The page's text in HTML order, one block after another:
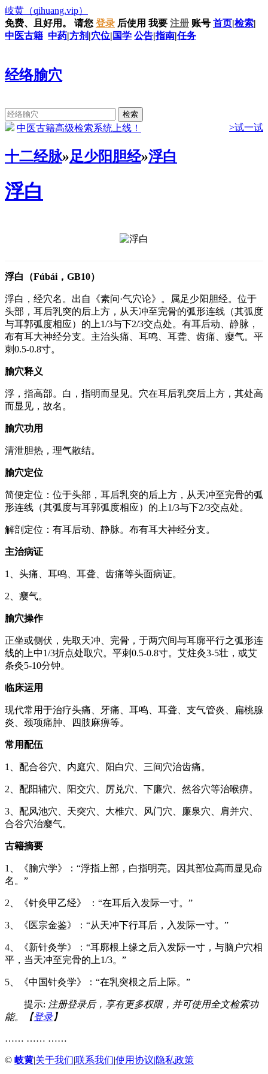
岐黄 （qihuang.vip）
免费、且好用。
请您 登录 后使用 我要 注册 账号 首页|检索|
中医古籍 中药|方剂 |穴位| 国学 公告|指南|任务
经络腧穴
中医古籍高级检索系统上线！ >试一试
十二经脉»足少阳胆经»浮白
浮白
浮白（Fúbái，GB10）
浮白，经穴名。出自《素问·气穴论》。属足少阳胆经。位于
头部，耳后乳突的后上方，从天冲至完骨的弧形连线（其弧度
与耳郭弧度相应）的上1/3与下2/3交点处。有耳后动、静脉，
布有耳大神经分支。主治头痛、耳鸣、耳聋、齿痛、瘿气。平
刺0.5-0.8寸。
腧穴释义
浮，指高部。白，指明而显见。穴在耳后乳突后上方，其处高
而显见，故名。
腧穴功用
清泄胆热，理气散结。
腧穴定位
简便定位：位于头部，耳后乳突的后上方，从天冲至完骨的弧
形连线（其弧度与耳郭弧度相应）的上1/3与下2/3交点处。
解剖定位：有耳后动、静脉。布有耳大神经分支。
主治病证
1、头痛、耳鸣、耳聋、齿痛等头面病证。
2、瘿气。
腧穴操作
正坐或侧伏，先取天冲、完骨，于两穴间与耳廓平行之弧形连
线的上中1/3折点处取穴。平刺0.5-0.8寸。艾炷灸3-5壮，或艾
条灸5-10分钟。
临床运用
现代常用于治疗头痛、牙痛、耳鸣、耳聋、支气管炎、扁桃腺
炎、颈项痛肿、四肢麻痹等。
常用配伍
1、配合谷穴、内庭穴、阳白穴、三间穴治齿痛。
2、配阳辅穴、阳交穴、厉兑穴、下廉穴、然谷穴等治喉痹。
3、配风池穴、天突穴、大椎穴、风门穴、廉泉穴、肩并穴、
合谷穴治瘿气。
古籍摘要
1、《腧穴学》：“浮指上部，白指明亮。因其部位高而显见命
名。”
2、《针灸甲乙经》 ：“在耳后入发际一寸。”
3、《医宗金鉴》：“从天冲下行耳后，入发际一寸。”
4、《新针灸学》：“耳廓根上缘之后入发际一寸，与脑户穴相
平，当天冲至完骨的上1/3。”
5、《中国针灸学》：“在乳突根之后上际。”
提示: 注册登录后，享有更多权限，并可使用全文检索功
能。【登录】
…… …… ……
© 岐黄|关于我们|联系我们|使用协议|隐私政策